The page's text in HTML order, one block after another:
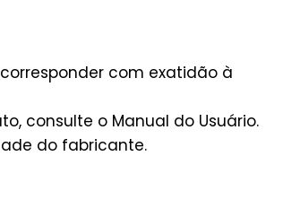
com exatidão à
consulte o Manual do Usuário.
do fabricante.